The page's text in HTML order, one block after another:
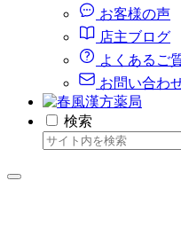
お客様の声
店主ブログ
よくあるご
お問い合わ
検索